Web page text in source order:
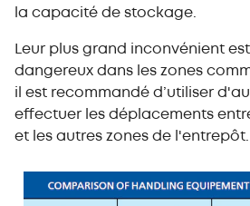
la capacité de stockage.
Leur plus grand inconvénient
dangereux dans les zones
il est recommandé d’utiliser
effectuer les déplacements
et les autres zones de l'entrepôt.